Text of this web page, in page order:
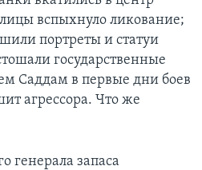
вспыхнуло ликование;
портреты и статуи
государственные
Саддам в первые дни боев
агрессора. Что же
генерала запаса